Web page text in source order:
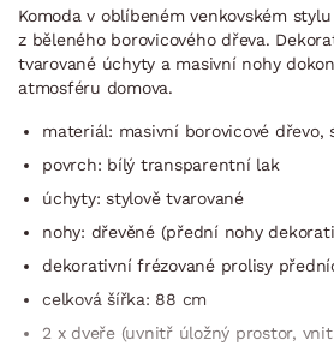
Komoda v oblíbeném venkovském
z běleného borovicového dřeva.
tvarované úchyty a masivní nohy
atmosféru domova.
materiál: masivní borovicové dřevo,
povrch: bílý transparentní lak
úchyty: stylově tvarované
nohy: dřevěné (přední nohy
dekorativní frézované prolisy
celková šířka: 88 cm
2 x dveře (uvnitř úložný prostor,